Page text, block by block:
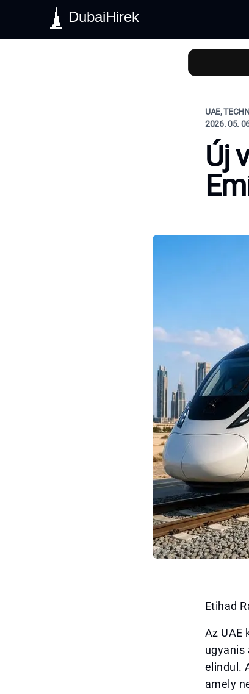
DubaiHirek
UAE,
2026. 05.
Új
Etihad
Az UAE
ugyanis
elindul.
amely